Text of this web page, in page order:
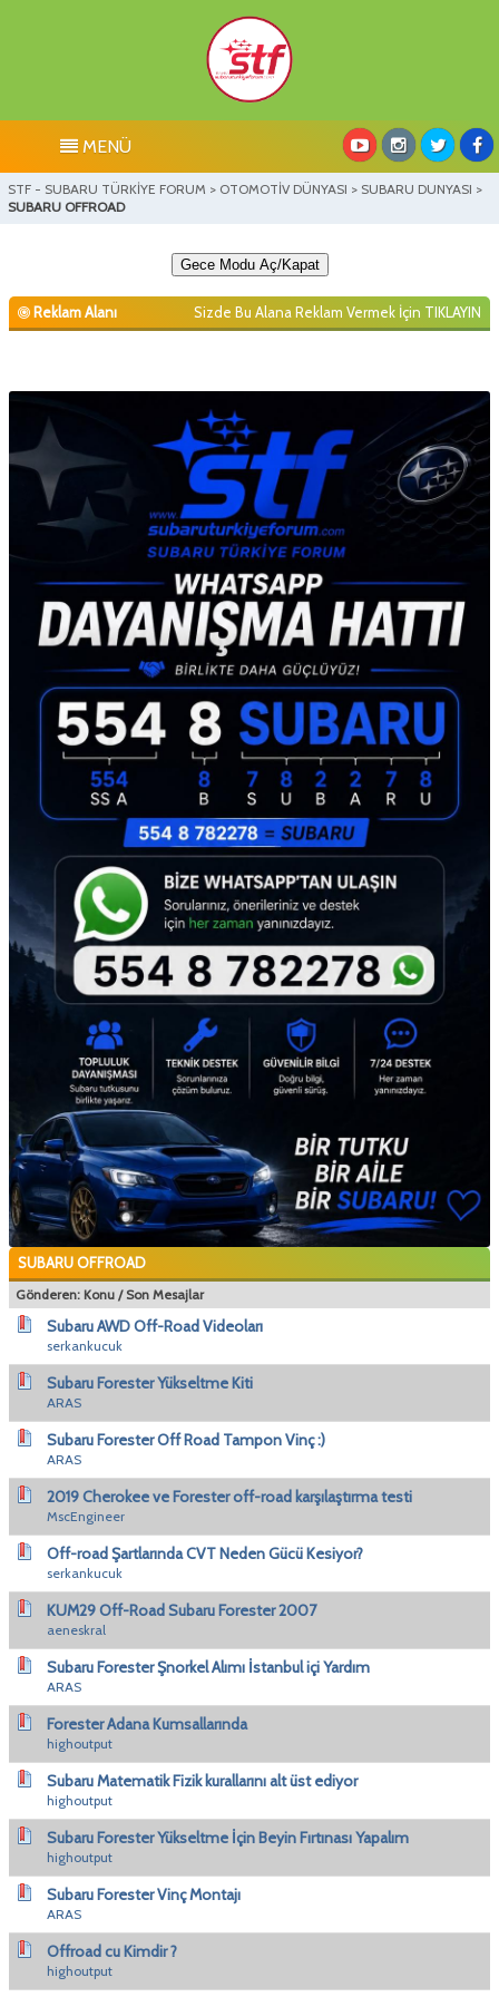
MENÜ
STF - SUBARU TÜRKİYE FORUM > OTOMOTİV DÜNYASI > SUBARU DUNYASI >
SUBARU OFFROAD
Gece Modu Aç/Kapat
Reklam Alanı Sizde Bu Alana Reklam Vermek İçin TIKLAYIN
SUBARU OFFROAD
Gönderen: Konu / Son Mesajlar
Subaru AWD Off-Road Videoları
serkankucuk
Subaru Forester Yükseltme Kiti
ARAS
Subaru Forester Off Road Tampon Vinç :)
ARAS
2019 Cherokee ve Forester off-road karşılaştırma testi
MscEngineer
Off-road Şartlarında CVT Neden Gücü Kesiyor?
serkankucuk
KUM29 Off-Road Subaru Forester 2007
aeneskral
Subaru Forester Şnorkel Alımı İstanbul içi Yardım
ARAS
Forester Adana Kumsallarında
highoutput
Subaru Matematik Fizik kurallarını alt üst ediyor
highoutput
Subaru Forester Yükseltme İçin Beyin Fırtınası Yapalım
highoutput
Subaru Forester Vinç Montajı
ARAS
Offroad cu Kimdir ?
highoutput